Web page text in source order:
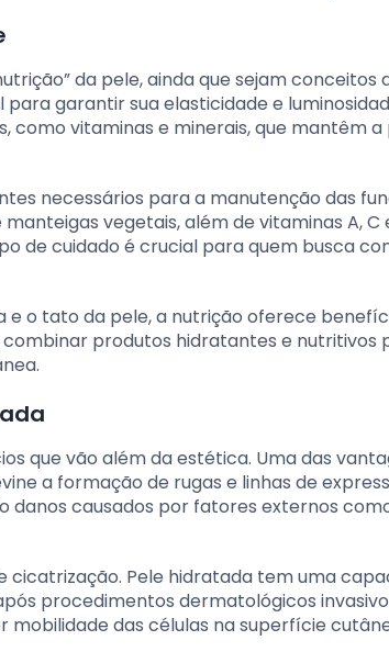
da pele, ainda que sejam conceitos
garantir sua elasticidade e
vitaminas e minerais, que mantêm a
necessários para a manutenção das
vegetais, além de vitaminas A, C
de cuidado é crucial para quem busca
o tato da pele, a nutrição oferece
produtos hidratantes e nutritivos
que vão além da estética. Uma das
a formação de rugas e linhas de
danos causados por fatores externos
Pele hidratada tem uma
procedimentos dermatológicos
mobilidade das células na superfície